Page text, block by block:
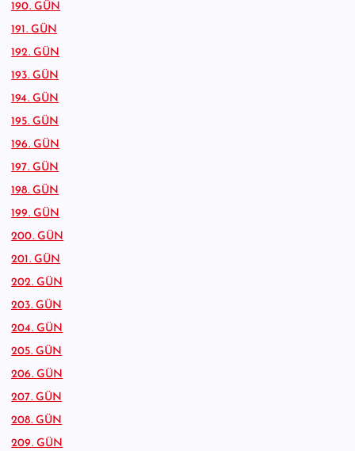
190. GÜN
191. GÜN
192. GÜN
193. GÜN
194. GÜN
195. GÜN
196. GÜN
197. GÜN
198. GÜN
199. GÜN
200. GÜN
201. GÜN
202. GÜN
203. GÜN
204. GÜN
205. GÜN
206. GÜN
207. GÜN
208. GÜN
209. GÜN